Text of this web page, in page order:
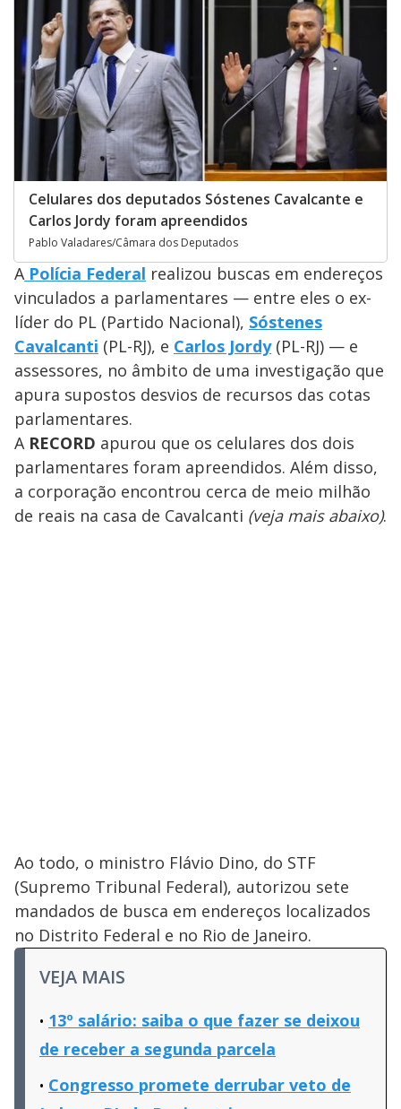
Celulares dos deputados Sóstenes Cavalcante e
Carlos Jordy foram apreendidos
Pablo Valadares/Câmara dos Deputados
APolícia Federal realizou buscas em endereços
vinculados a parlamentares — entre eles o ex-
líder do PL (Partido Nacional), Sóstenes
Cavalcanti (PL-RJ), e Carlos Jordy(PL-RJ) — e
assessores, no âmbito de uma investigação que
apura supostos desvios de recursos das cotas
parlamentares.
A RECORD apurou que os celulares dos dois
parlamentares foram apreendidos. Além disso,
a corporação encontrou cerca de meio milhão
de reais na casa de Cavalcanti (veja mais abaixo).
Ao todo, o ministro Flávio Dino, do STF
(Supremo Tribunal Federal), autorizou sete
mandados de busca em endereços localizados
no Distrito Federal e no Rio de Janeiro.
VEJA MAIS
13º salário: saiba o que fazer se deixou
de receber a segunda parcela
Congresso promete derrubar veto de